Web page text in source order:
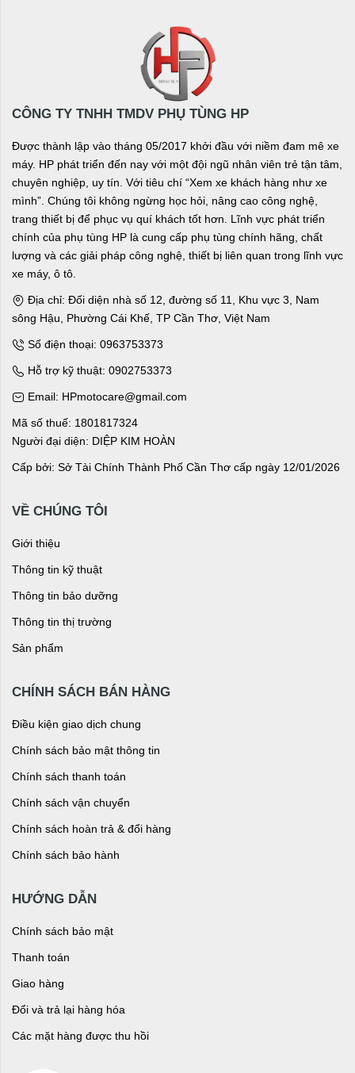
CÔNG TY TNHH TMDV PHỤ TÙNG HP
Được thành lập vào tháng 05/2017 khởi đầu với niềm đam mê xe
máy. HP phát triển đến nay với một đội ngũ nhân viên trẻ tận tâm,
chuyên nghiệp, uy tín. Với tiêu chí “Xem xe khách hàng như xe
mình”. Chúng tôi không ngừng học hỏi, nâng cao công nghệ,
trang thiết bị để phục vụ quí khách tốt hơn. Lĩnh vực phát triển
chính của phụ tùng HP là cung cấp phụ tùng chính hãng, chất
lượng và các giải pháp công nghệ, thiết bị liên quan trong lĩnh vực
xe máy, ô tô.
Địa chỉ: Đối diện nhà số 12, đường số 11, Khu vực 3, Nam
sông Hậu, Phường Cái Khế, TP Cần Thơ, Việt Nam
Số điện thoại: 0963753373
Hỗ trợ kỹ thuật: 0902753373
Email: HPmotocare@gmail.com
Mã số thuế: 1801817324
Người đại diện: DIỆP KIM HOÀN
Cấp bởi: Sở Tài Chính Thành Phố Cần Thơ cấp ngày 12/01/2026
VỀ CHÚNG TÔI
Giới thiệu
Thông tin kỹ thuật
Thông tin bảo dưỡng
Thông tin thị trường
Sản phẩm
CHÍNH SÁCH BÁN HÀNG
Điều kiện giao dịch chung
Chính sách bảo mật thông tin
Chính sách thanh toán
Chính sách vận chuyển
Chính sách hoàn trả & đổi hàng
Chính sách bảo hành
HƯỚNG DẪN
Chính sách bảo mật
Thanh toán
Giao hàng
Đổi và trả lại hàng hóa
Các mặt hàng được thu hồi